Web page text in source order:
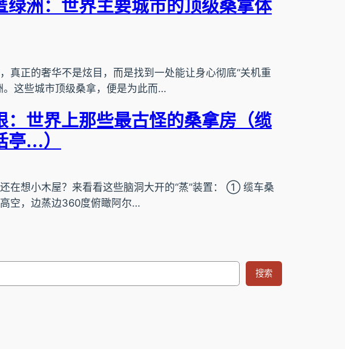
绿洲：世界主要城市的顶级桑拿体
真正的奢华不是炫目，而是找到一处能让身心彻底“关机重
。这些城市顶级桑拿，便是为此而…
：世界上那些最古怪的桑拿房（缆
亭…）
在想小木屋？来看看这些脑洞大开的“蒸”装置： ① 缆车桑
空，边蒸边360度俯瞰阿尔…
搜索